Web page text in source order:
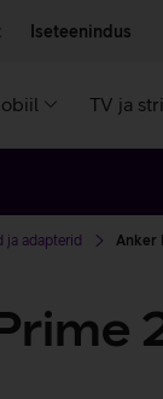
Iseteenindus
TV ja
ja adapterid Anker